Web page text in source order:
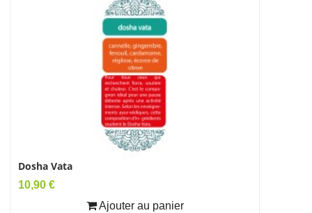
Dosha Vata
Prix
10,90 €
Ajouter au panier